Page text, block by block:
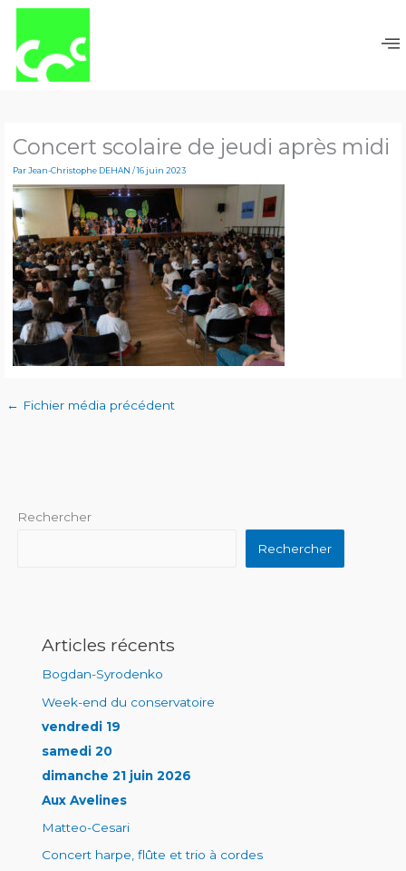
Concert scolaire de jeudi après midi
ParJean-Christophe DEHAN /16 juin 2023
← Fichier média précédent
Rechercher
Rechercher
Articles récents
Bogdan-Syrodenko
Week-end du conservatoire
vendredi 19
samedi 20
dimanche 21 juin 2026
Aux Avelines
Matteo-Cesari
Concert harpe, flûte et trio à cordes